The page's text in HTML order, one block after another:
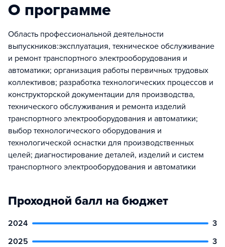
О программе
Область профессиональной деятельности
выпускников:эксплуатация, техническое обслуживание
и ремонт транспортного электрооборудования и
автоматики; организация работы первичных трудовых
коллективов; разработка технологических процессов и
конструкторской документации для производства,
технического обслуживания и ремонта изделий
транспортного электрооборудования и автоматики;
выбор технологического оборудования и
технологической оснастки для производственных
целей; диагностирование деталей, изделий и систем
транспортного электрооборудования и автоматики
Проходной балл на бюджет
2024
3
2025
3